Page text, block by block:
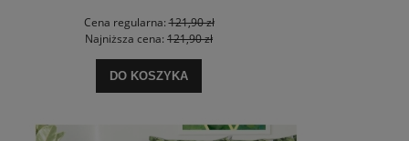
Cena regularna:121,90 zł
Najniższa cena: 121,90 zł
DO KOSZYKA